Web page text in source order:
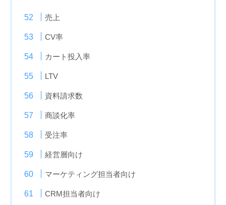
売上
CV率
カート投入率
LTV
資料請求数
商談化率
受注率
経営層向け
マーケティング担当者向け
CRM担当者向け